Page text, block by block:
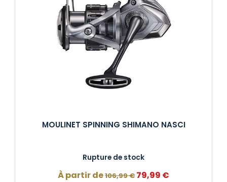
MOULINET SPINNING SHIMANO NASCI
Rupture de stock
À partir de106,99€ Le
79,99 €